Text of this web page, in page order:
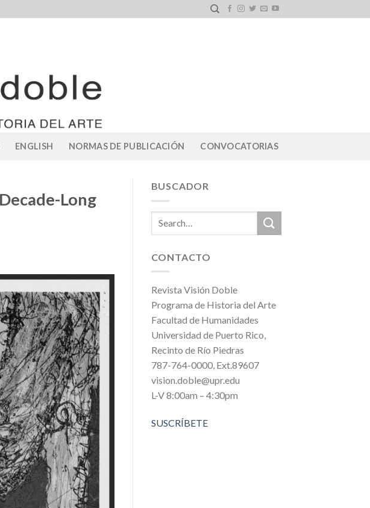
ENGLISH NORMAS DE PUBLICACIÓN CONVOCATORIAS
Long
BUSCADOR
CONTACTO
Revista Visión Doble
Programa de Historia del Arte
Facultad de Humanidades
Universidad de Puerto Rico,
Recinto de Río Piedras
787-764-0000, Ext.89607
vision.doble@upr.edu
L-V 8:00am – 4:30pm
SUSCRÍBETE